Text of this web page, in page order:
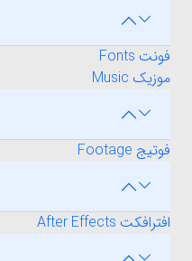
فونت Fonts
موزیک Music
فوتیج Footage
افترافکت After Effects